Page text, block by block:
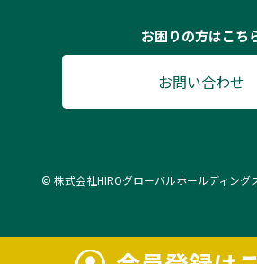
お困りの方はこち
お問い合わせ
© 株式会社HIROグローバルホールディング